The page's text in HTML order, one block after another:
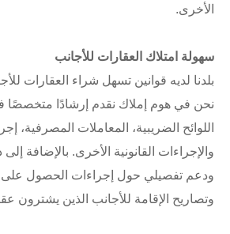
الأخرى.
سهولة امتلاك العقارات للأجانب
بلدنا لديه قوانين تسهل شراء العقارات
نحن في هوم إملاك نقدم إرشادًا متخصصًا
اللوائح الضريبية، المعاملات المصرفية،
والإجراءات القانونية الأخرى. بالإضافة
ودعم تفصيلي حول إجراءات الحصول على
وتصاريح الإقامة للأجانب الذين يشترون